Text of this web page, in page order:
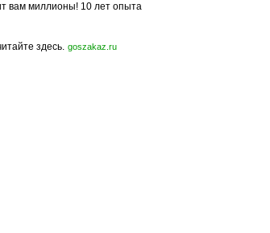
вам миллионы! 10 лет опыта
здесь. goszakaz.ru